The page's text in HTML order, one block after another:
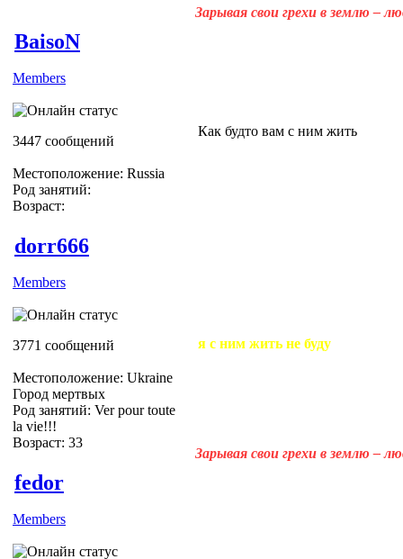
Зарывая свои грехи в землю –
BaisoN
Members
3447 сообщений
Местоположение: Russia
Род занятий:
Возраст:
Как будто вам с ним жить
dorr666
Members
3771 сообщений
Местоположение: Ukraine
Город мертвых
Род занятий: Ver pour toute
la vie!!!
Возраст: 33
я с ним жить не буду
Зарывая свои грехи в землю –
fedor
Members